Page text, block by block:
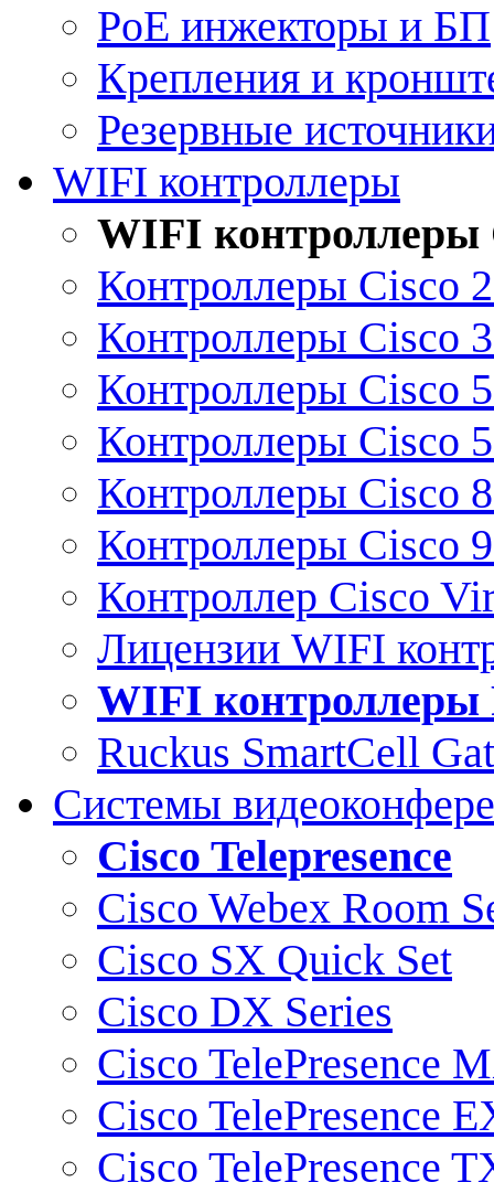
PoE инжекторы и БП
Крепления и
Резервные
WIFI контроллеры
WIFI контроллеры
Контроллеры Cisco
Контроллеры Cisco
Контроллеры Cisco
Контроллеры Cisco
Контроллеры Cisco
Контроллеры Cisco
Контроллер Cisco
Лицензии WIFI
WIFI контроллеры
Ruckus SmartCell
Системы
Cisco Telepresence
Cisco Webex Room
Cisco SX Quick Set
Cisco DX Series
Cisco TelePresence
Cisco TelePresence
Cisco TelePresence